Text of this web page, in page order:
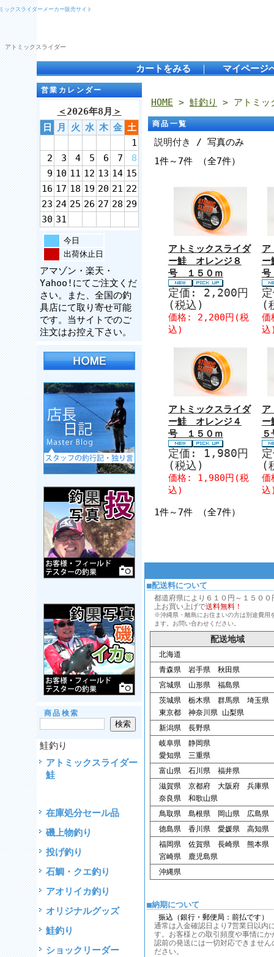
ックスライダーメーカー販売サイト
トミックスライダー
カートをみる ｜ マイページ
営業カレンダー
＜2026年8月 ＞
日
月 火 水 木 金 土
1
2
3 4 5 6 7
8
9 10 11 12 13 14 15
16 17 18 19 20 21 22
23 24 25 26 27 28 29
30 31
今日
出荷休止日
アマゾン・楽天・
Yahoo!にてご注文くだ
さい。また、全国の釣
具店にて取り寄せ可能
です。当サイトでのご
注文はお控え下さい。
商品検索
鮭釣り
アトミックスライダー
鮭
在庫処分セール品
磯上物釣り
投げ釣り
石鯛・クエ釣り
アオリイカ釣り
オリジナルグッズ
鮭釣り
ショックリーダー
HOME > 鮭釣り > アトミッ
商品一覧
説明付き
/ 写真のみ
1件～7件 （全7件）
アトミックスライダ
ー鮭 オレンジ８
号 １５０ｍ
定価: 2,200円
(税込)
価格: 2,200円(税
込)
ア
(
アトミックスライダ
ー鮭 オレンジ４
号 １５０ｍ
定価: 1,980円
(税込)
価格: 1,980円(税
込)
ア
(
1件～7件 （全7件）
■配送料について
都道府県により６１０円～１５０
上お買い上げで送料無料！
※沖縄県・離島にお住まいの方は別途費用
ます。お問い合わせください。
配送地域
北海道
青森県 岩手県 秋田県
宮城県 山形県 福島県
茨城県 栃木県 群馬県 埼玉県
東京都 神奈川県 山梨県
新潟県 長野県
岐阜県 静岡県
愛知県 三重県
富山県 石川県 福井県
滋賀県 京都府 大阪府 兵庫県
奈良県 和歌山県
鳥取県 島根県 岡山県 広島県
徳島県 香川県 愛媛県 高知県
福岡県 佐賀県 長崎県 熊本県
宮崎県 鹿児島県
沖縄県
■納期について
振込（銀行・郵便局：前払です）
通常は入金確認日より7営業日以内
す。お客様との取引頻度や事情に
認前の発送には一切対応できませ
ださい。